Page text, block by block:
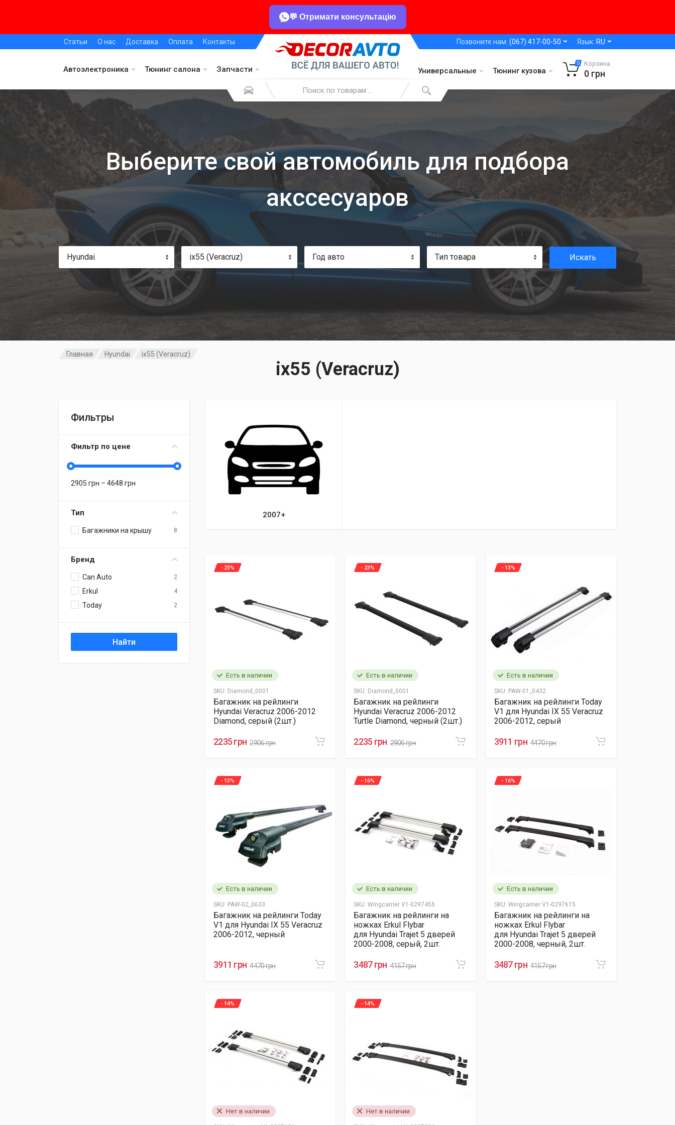
💬 Отримати консультацію
Статьи О нас Доставка Оплата Контакты Позвоните нам: (067) 417-00-50 Язык: RU
Автоэлектроника Тюнинг салона Запчасти Универсальные Тюнинг кузова
0 Корзина
0 грн
Выберите свой автомобиль для подбора
акссесуаров
Hyundai ix55 (Veracruz) Год авто Тип товара Искать
Главная Hyundai ix55 (Veracruz)
ix55 (Veracruz)
Фильтры
Фильтр по цене
2905 грн – 4648 грн
Тип
Багажники на крышу 8
Бренд
Can Auto 2
Erkul 4
Today 2
Найти
2007+
Есть в наличии
SKU: Diamond_0001
- 23%
Багажник на рейлинги
Hyundai Veracruz 2006-2012
Diamond, серый (2шт.)
2235 грн 2906 грн
Есть в наличии
SKU: Diamond_0001
- 23%
Багажник на рейлинги
Hyundai Veracruz 2006-2012
Turtle Diamond, черный (2шт.)
2235 грн 2906 грн
Есть в наличии
SKU: PAW-01_0432
- 13%
Багажник на рейлинги Today
V1 для Hyundai IX 55 Veracruz
2006-2012, серый
3911 грн 4470 грн
Есть в наличии
SKU: PAW-02_0633
- 13%
Багажник на рейлинги Today
V1 для Hyundai IX 55 Veracruz
2006-2012, черный
3911 грн 4470 грн
Есть в наличии
SKU: Wingcarrier V1-0297455
- 16%
Багажник на рейлинги на
ножках Erkul Flybar
для Hyundai Trajet 5 дверей
2000-2008, серый, 2шт.
3487 грн 4157 грн
Есть в наличии
SKU: Wingcarrier V1-0297615
- 16%
Багажник на рейлинги на
ножках Erkul Flybar
для Hyundai Trajet 5 дверей
2000-2008, черный, 2шт.
3487 грн 4157 грн
Нет в наличии
- 14%
Нет в наличии
- 14%